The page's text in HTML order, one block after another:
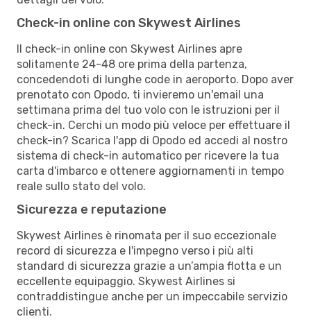
Check-in online con Skywest Airlines
Il check-in online con Skywest Airlines apre
solitamente 24-48 ore prima della partenza,
concedendoti di lunghe code in aeroporto. Dopo aver
prenotato con Opodo, ti invieremo un'email una
settimana prima del tuo volo con le istruzioni per il
check-in. Cerchi un modo più veloce per effettuare il
check-in? Scarica l'app di Opodo ed accedi al nostro
sistema di check-in automatico per ricevere la tua
carta d'imbarco e ottenere aggiornamenti in tempo
reale sullo stato del volo.
Sicurezza e reputazione
Skywest Airlines è rinomata per il suo eccezionale
record di sicurezza e l'impegno verso i più alti
standard di sicurezza grazie a un’ampia flotta e un
eccellente equipaggio. Skywest Airlines si
contraddistingue anche per un impeccabile servizio
clienti.